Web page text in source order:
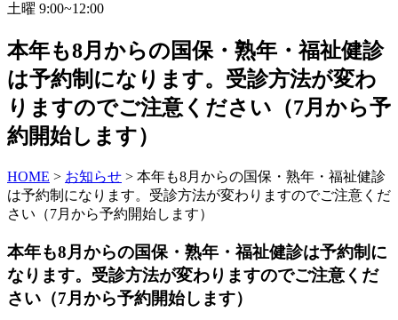
土曜 9:00~12:00
本年も8月からの国保・熟年・福祉健診
は予約制になります。受診方法が変わ
りますのでご注意ください（7月から予
約開始します）
HOME > お知らせ > 本年も8月からの国保・熟年・福祉健診
は予約制になります。受診方法が変わりますのでご注意くだ
さい（7月から予約開始します）
本年も8月からの国保・熟年・福祉健診は予約制に
なります。受診方法が変わりますのでご注意くだ
さい（7月から予約開始します）